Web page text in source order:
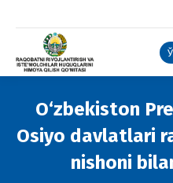
O‘zbekiston
Osiyo davlatlari
nishoni